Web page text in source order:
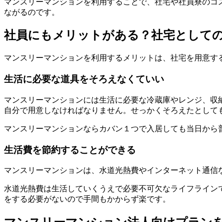
ながるのです。
社員にもメリットがある？社宅として
マンスリーマンションを利用するメリットは、社宅を用意
生活に必要な道具をそろえなくていい
マンスリーマンションには生活に必要な冷蔵庫やレンジ、
自分で用意しなければなりません。せっかくそろえたとし
マンスリーマンションならカバン１つで入居しても当日か
生活費を節約することができる
マンスリーマンションは、水道光熱費やインターネット通
水道光熱費は生活していくうえで必要不可欠なライフライ
をする必要がないので手間もかからず楽です。